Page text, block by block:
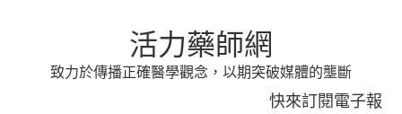
活力藥師網
致力於傳播正確醫學觀念，以期突破媒體的壟斷
快來訂閱電子報